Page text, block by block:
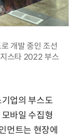
개발 중인 조선
스타 2022 부스
업의 부스도
바일 수집형
먼트는 현장에